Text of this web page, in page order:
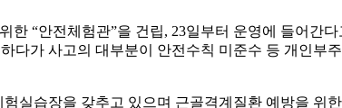
한 “안전체험관”을 건립, 23일부터 운영에 들어간다
다가 사고의 대부분이 안전수칙 미준수 등 개인부
실습장을 갖추고 있으며 근골격계질환 예방을 위